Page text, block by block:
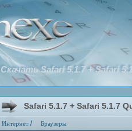
Safari 5.1.7 + Safari 5.1.7
Интернет / Браузеры
Скачать Safari 5.1.7 + Safari